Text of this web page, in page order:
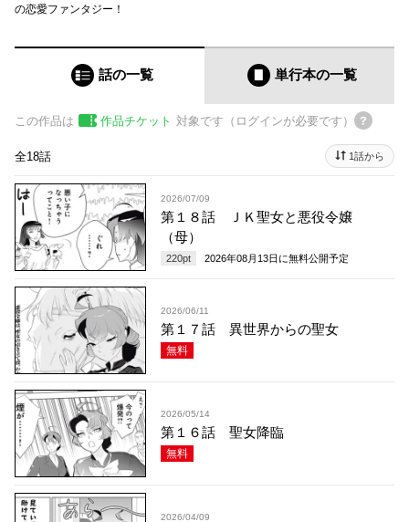
の恋愛ファンタジー！
話の一覧 単行本の一覧
この作品は 作品チケット 対象です（ログインが必要です）
全18話 1話から
2026/07/09
第１８話 ＪＫ聖女と悪役令嬢
（母）
220pt 2026年08月13日 に無料公開予定
2026/06/11
第１７話 異世界からの聖女
無料
2026/05/14
第１６話 聖女降臨
無料
2026/04/09